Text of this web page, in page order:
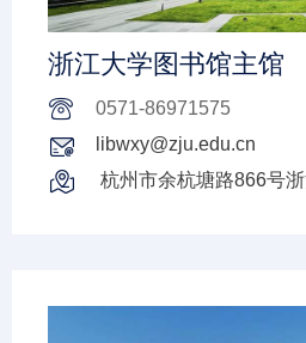
浙江大学图书馆主馆
0571-86971575
libwxy@zju.edu.cn
杭州市余杭塘路866号